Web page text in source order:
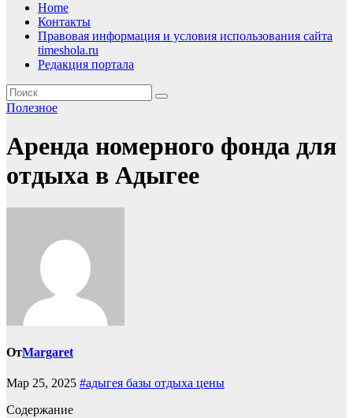
Home
Контакты
Правовая информация и условия использования сайта
timeshola.ru
Редакция портала
Полезное
Аренда номерного фонда для
отдыха в Адыгее
ОтMargaret
Мар 25, 2025 #адыгея базы отдыха цены
Содержание